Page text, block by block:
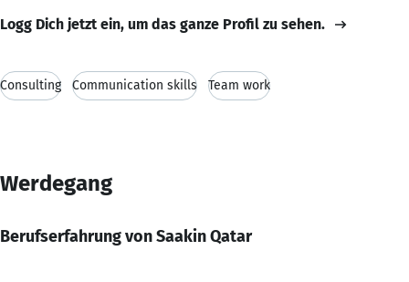
Logg Dich jetzt ein, um das ganze Profil zu sehen.
Consulting Communication skills Team work
Werdegang
Berufserfahrung von Saakin Qatar